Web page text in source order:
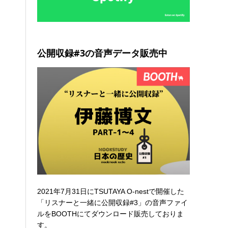
公開収録#3の音声データ販売中
2021年7月31日にTSUTAYA O-nestで開催した
「リスナーと一緒に公開収録#3」の音声ファイ
ルをBOOTHにてダウンロード販売 しておりま
す。